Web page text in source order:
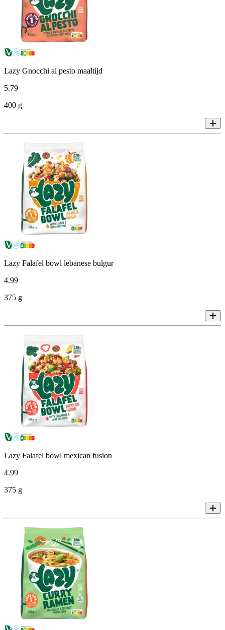
Lazy Gnocchi al pesto maaltijd
5.79
400 g
Lazy Falafel bowl lebanese bulgur
4.99
375 g
Lazy Falafel bowl mexican fusion
4.99
375 g